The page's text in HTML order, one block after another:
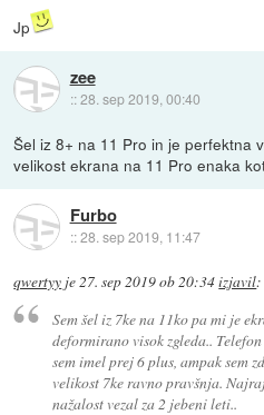
Jp
zee
::28. sep 2019, 00:40
Šel iz 8+ na 11 Pro in je perfektna
velikost ekrana na 11 Pro enaka
Furbo
::28. sep 2019, 11:47
qwertyy je27. sep 2019 ob 20:34izjavil:
Sem šel iz 7ke na 11ko pa mi je
deformirano visok zgleda..
sem imel prej 6 plus, ampak sem
velikost 7ke ravno pravšnja.
nažalost vezal za 2 jebeni leti..